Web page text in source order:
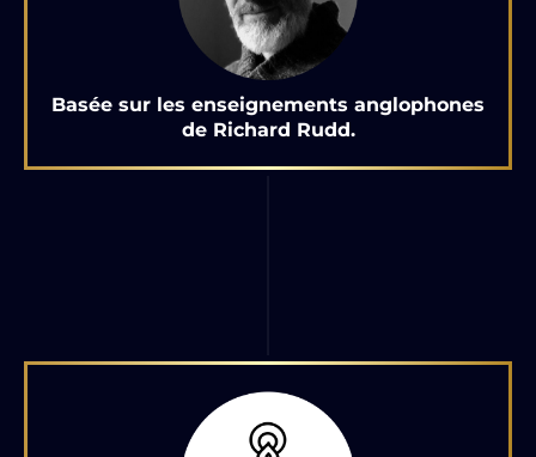
Basée sur les enseignements anglophones
de Richard Rudd.